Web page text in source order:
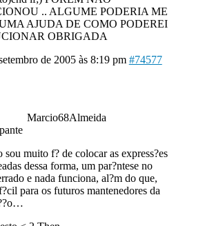
.. ALGUME PODERIA ME
AJUDA DE COMO PODEREI
OBRIGADA
de 2005 às 8:19 pm #74577
Marcio68Almeida
sou muito f? de colocar as express?es
dessa forma, um par?ntese no
e nada funciona, al?m do que,
para os futuros mantenedores da